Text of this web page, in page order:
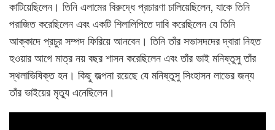
কাটিয়েছিলেন। তিনি এলামের বিরুদ্ধে প্রচারণা চালিয়েছিলেন, যাকে তিনি
পরাজিত করেছিলেন এবং একটি শিলালিপিতে দাবি করেছিলেন যে তিনি
আক্কাদে প্রচুর সম্পদ ফিরিয়ে আনবেন। তিনি তাঁর সভাসদদের দ্বারা নিহত
হওয়ার আগে মাত্র নয় বছর শাসন করেছিলেন এবং তাঁর ভাই মনিষ্তুসু তাঁর
স্থলাভিষিক্ত হন। কিছু জল্পনা রয়েছে যে মনিষ্তুসু সিংহাসন লাভের জন্য
তাঁর ভাইয়ের মৃত্যু এনেছিলেন।